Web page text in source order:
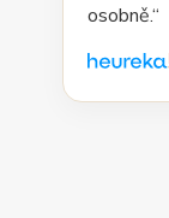
osobně.“